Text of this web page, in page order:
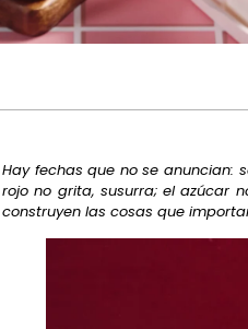
Hay fechas que no se anuncian:
rojo no grita, susurra; el azúcar
construyen las cosas que